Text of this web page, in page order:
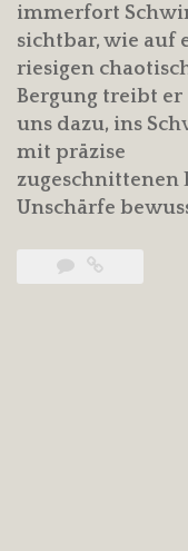
immerfort
sichtbar, wie auf
riesigen
Bergung treibt er
uns dazu, ins
mit präzise
zugeschnittenen
Unschärfe